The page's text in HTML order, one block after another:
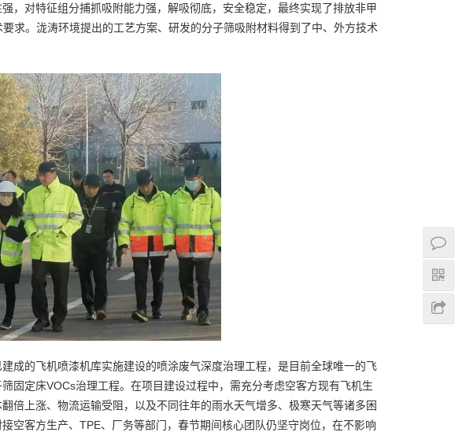
，对特征组分捕抓吸附能力强，解吸彻底，安全稳定，最终实现了排放非甲
求。泷涛环境提出的工艺方案、研发的分子筛吸附材料得到了中、外方技术
成的飞机喷漆机库实施建设的喷涂废气深度治理工程，是目前全球唯一的飞
固定床VOCs治理工程。在项目建设过程中，需充分考虑空客方现有飞机生
倍上涨、物流运输受阻，以及不同往年的雨水天气增多、极寒天气等诸多困
空客方生产、TPE、厂务等部门，春节期间核心团队仍坚守岗位，在不影响